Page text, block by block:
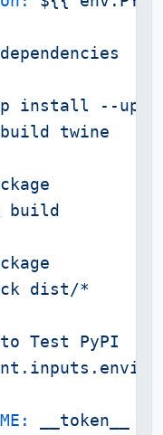
dependencies
install --
build
dist/*
to Test
PyPI
__token__